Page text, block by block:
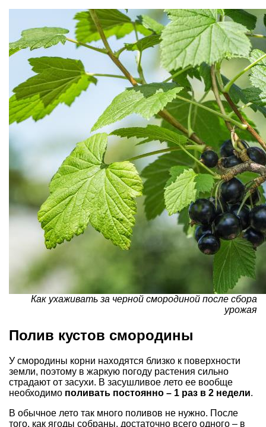
Как ухаживать за черной смородиной после сбора
урожая
Полив кустов смородины
У смородины корни находятся близко к поверхности
земли, поэтому в жаркую погоду растения сильно
страдают от засухи. В засушливое лето ее вообще
необходимо поливать постоянно – 1 раз в 2 недели.
В обычное лето так много поливов не нужно. После
того, как ягоды собраны, достаточно всего одного – в